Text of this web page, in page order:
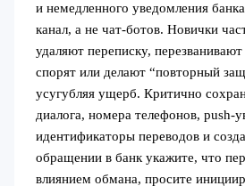
и немедленного уведомления
канал, а не чат-ботов. Новички
удаляют переписку,
спорят или делают “повторный
усугубляя ущерб. Критично
диалога, номера телефонов, push-
идентификаторы переводов и
обращении в банк укажите, что
влиянием обмана, просите